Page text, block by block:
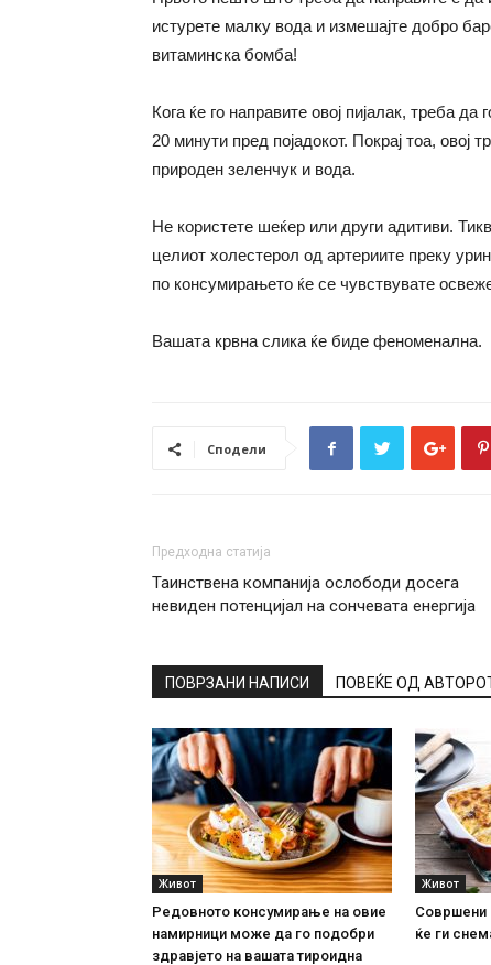
истурете малку вода и измешајте добро
витаминска бомба!
Кога ќе го направите овој пијалак, треба
20 минути пред појадокот. Покрај тоа, овој
природен зеленчук и вода.
Не користете шеќер или други адитиви.
целиот холестерол од артериите преку
по консумирањето ќе се чувствувате
Вашата крвна слика ќе биде феноменална.
Сподели
Предходна статија
Таинствена компанија ослободи досега
невиден потенцијал на сончевата енергија
ПОВРЗАНИ НАПИСИ ПОВЕЌЕ ОД
Живот
Редовното консумирање на овие
намирници може да го подобри
здравјето на вашата тироидна
Живот
Совршени
ќе ги